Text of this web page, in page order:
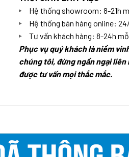
Hệ thống showroom: 8-21h
Hệ thống bán hàng online:
Tư vấn khách hàng: 8-24h
Phục vụ quý khách là niềm
chúng tôi, đừng ngần ngại liên
được tư vấn mọi thắc mắc.